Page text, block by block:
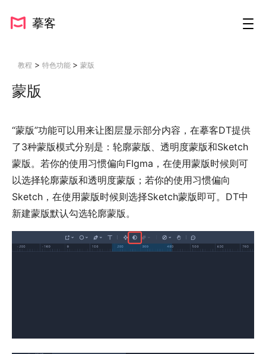
摹客
教程 > 特色功能 > 蒙版
蒙版
“蒙版”功能可以用来让图层显示部分内容，在摹客DT提供
了3种蒙版模式分别是：轮廓蒙版、透明度蒙版和Sketch
蒙版。若你的使用习惯偏向FIgma，在使用蒙版时候则可
以选择轮廓蒙版和透明度蒙版；若你的使用习惯偏向
Sketch，在使用蒙版时候则选择Sketch蒙版即可。DT中
新建蒙版默认勾选轮廓蒙版。